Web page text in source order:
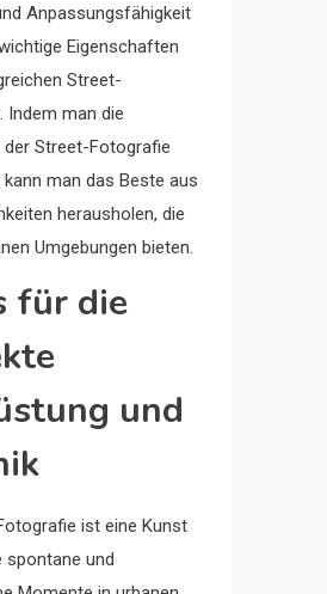
Anpassungsfähigkeit
Eigenschaften
Street-
Indem man die
der Street-Fotografie
man das Beste aus
herausholen, die
Umgebungen bieten.
für die
und
ist eine Kunst
spontane und